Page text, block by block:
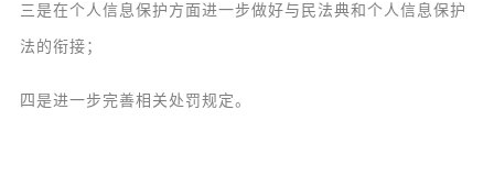
三是在个人信息保护方面进一步做好与民法典和个人信息保护
法的衔接；
四是进一步完善相关处罚规定。